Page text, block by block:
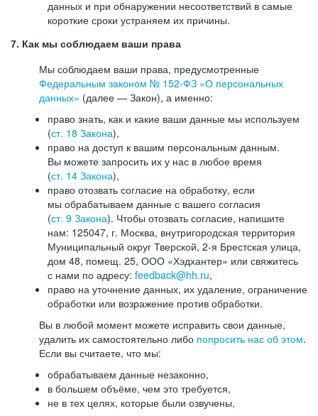
данных и при обнаружении несоответствий в самые
короткие сроки устраняем их причины.
7. Как мы соблюдаем ваши права
Мы соблюдаем ваши права, предусмотренные
Федеральным законом № 152-ФЗ «О персональных
данных» (далее — Закон), а именно:
право знать, как и какие ваши данные мы используем
(ст. 18 Закона),
право на доступ к вашим персональным данным.
Вы можете запросить их у нас в любое время
(ст. 14 Закона),
право отозвать согласие на обработку, если
мы обрабатываем данные с вашего согласия
(ст. 9 Закона). Чтобы отозвать согласие, напишите
нам: 125047, г. Москва, внутригородская территория
Муниципальный округ Тверской, 2-я Брестская улица,
дом 48, помещ. 25, ООО «Хэдхантер» или свяжитесь
с нами по адресу: feedback@hh.ru,
право на уточнение данных, их удаление, ограничение
обработки или возражение против обработки.
Вы в любой момент можете исправить свои данные,
удалить их самостоятельно либо попросить нас об этом.
Если вы считаете, что мы:
обрабатываем данные незаконно,
в большем объёме, чем это требуется,
не в тех целях, которые были озвучены,